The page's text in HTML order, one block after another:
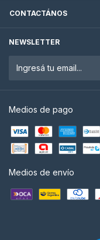
CONTACTÁNOS
NEWSLETTER
Medios de pago
Medios de envío